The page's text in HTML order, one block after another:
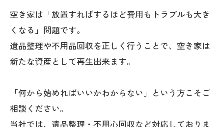
空き家は「放置すればするほど費用もトラブルも大き
くなる」問題です。
遺品整理や不用品回収を正しく行うことで、空き家は
新たな資産として再生出来ます。
「何から始めればいいかわからない」という方こそご
相談ください。
当社では、遺品整理・不用心回収など対応しておりま